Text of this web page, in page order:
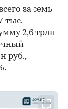
за семь
тыс.
2,6 трлн
руб.,